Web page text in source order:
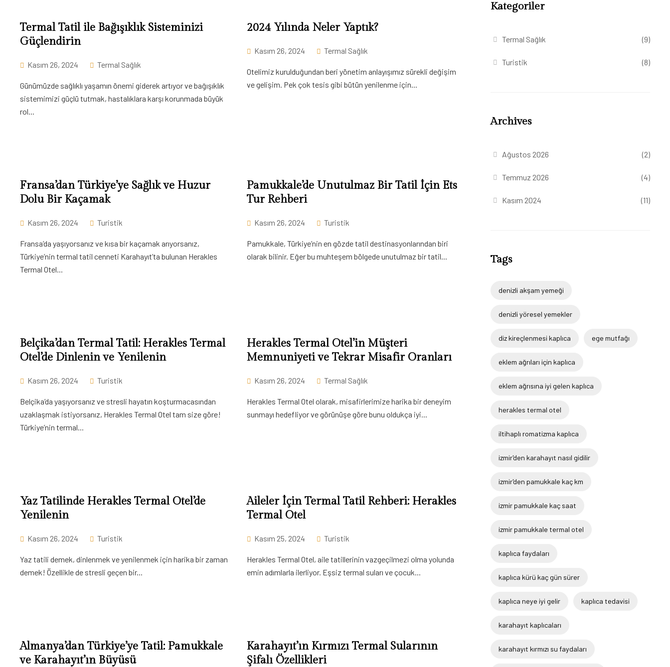
Termal Tatil ile Bağışıklık Sisteminizi
Güçlendirin
Kasım 26, 2024 Termal Sağlık
Günümüzde sağlıklı yaşamın önemi giderek artıyor ve bağışıklık
sistemimizi güçlü tutmak, hastalıklara karşı korunmada büyük
rol...
2024 Yılında Neler Yaptık?
Kasım 26, 2024 Termal Sağlık
Otelimiz kurulduğundan beri yönetim anlayışımız sürekli değişim
ve gelişim. Pek çok tesis gibi bütün yenilenme için...
Fransa’dan Türkiye’ye Sağlık ve Huzur
Dolu Bir Kaçamak
Kasım 26, 2024 Turistik
Fransa’da yaşıyorsanız ve kısa bir kaçamak arıyorsanız,
Türkiye’nin termal tatil cenneti Karahayıt’ta bulunan Herakles
Termal Otel...
Pamukkale’de Unutulmaz Bir Tatil İçin Ets
Tur Rehberi
Kasım 26, 2024 Turistik
Pamukkale, Türkiye’nin en gözde tatil destinasyonlarından biri
olarak bilinir. Eğer bu muhteşem bölgede unutulmaz bir tatil...
Belçika’dan Termal Tatil: Herakles Termal
Otel’de Dinlenin ve Yenilenin
Kasım 26, 2024 Turistik
Belçika’da yaşıyorsanız ve stresli hayatın koşturmacasından
uzaklaşmak istiyorsanız, Herakles Termal Otel tam size göre!
Türkiye’nin termal...
Herakles Termal Otel’in Müşteri
Memnuniyeti ve Tekrar Misafir Oranları
Kasım 26, 2024 Termal Sağlık
Herakles Termal Otel olarak, misafirlerimize harika bir deneyim
sunmayı hedefliyor ve görünüşe göre bunu oldukça iyi...
Yaz Tatilinde Herakles Termal Otel’de
Yenilenin
Kasım 26, 2024 Turistik
Yaz tatili demek, dinlenmek ve yenilenmek için harika bir zaman
demek! Özellikle de stresli geçen bir...
Aileler İçin Termal Tatil Rehberi: Herakles
Termal Otel
Kasım 25, 2024 Turistik
Herakles Termal Otel, aile tatillerinin vazgeçilmezi olma yolunda
emin adımlarla ilerliyor. Eşsiz termal suları ve çocuk...
Almanya’dan Türkiye’ye Tatil: Pamukkale
ve Karahayıt’ın Büyüsü
Karahayıt’ın Kırmızı Termal Sularının
Şifalı Özellikleri
Kategoriler
Termal Sağlık (9)
Turistik (8)
Archives
Ağustos 2026 (2)
Temmuz 2026 (4)
Kasım 2024 (11)
Tags
denizli akşam yemeği
denizli yöresel yemekler
diz kireçlenmesi kaplıca ege mutfağı
eklem ağrıları için kaplıca
eklem ağrısına iyi gelen kaplıca
herakles termal otel
iltihaplı romatizma kaplıca
izmir'den karahayıt nasıl gidilir
izmir'den pamukkale kaç km
izmir pamukkale kaç saat
izmir pamukkale termal otel
kaplıca faydaları
kaplıca kürü kaç gün sürer
kaplıca neye iyi gelir kaplıca tedavisi
karahayıt kaplıcaları
karahayıt kırmızı su faydaları